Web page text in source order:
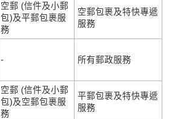
空郵 (信件及小郵
包)及平郵包裹服
務
空郵包裹及特快專遞
服務
- 所有郵政服務
空郵 (信件及小郵
包)及空郵包裹服
務
平郵包裹及特快專遞
服務